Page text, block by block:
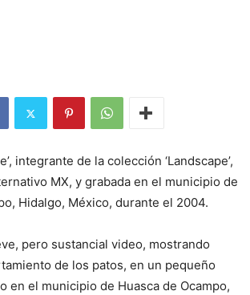
integrante de la colección ‘Landscape’,
MX, y grabada en el municipio de
Hidalgo, México, durante el 2004.
pero sustancial video, mostrando
de los patos, en un pequeño
en el municipio de Huasca de Ocampo,